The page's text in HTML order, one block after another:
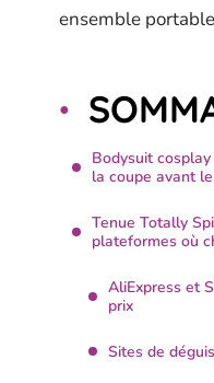
ensemble
Bodysuit
la coupe avant
Tenue Totally
plateformes où
AliExpress et
prix
Sites de